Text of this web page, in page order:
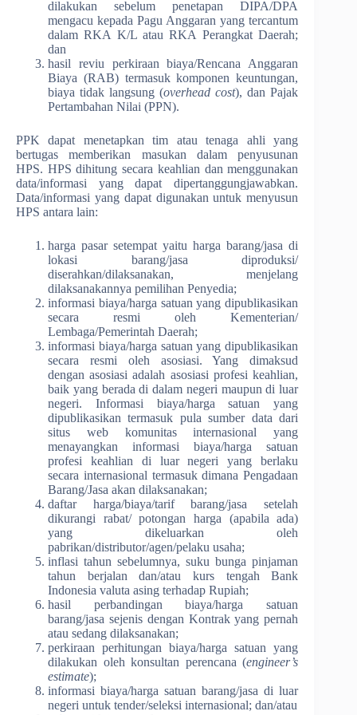
dilakukan sebelum penetapan DIPA/DPA
mengacu kepada Pagu Anggaran yang tercantum
dalam RKA K/L atau RKA Perangkat Daerah;
dan
hasil reviu perkiraan biaya/Rencana Anggaran
Biaya (RAB) termasuk komponen keuntungan,
biaya tidak langsung (overhead cost), dan Pajak
Pertambahan Nilai (PPN).
PPK dapat menetapkan tim atau tenaga ahli yang
bertugas memberikan masukan dalam penyusunan
HPS. HPS dihitung secara keahlian dan menggunakan
data/informasi yang dapat dipertanggungjawabkan.
Data/informasi yang dapat digunakan untuk menyusun
HPS antara lain:
harga pasar setempat yaitu harga barang/jasa di
lokasi barang/jasa diproduksi/
diserahkan/dilaksanakan, menjelang
dilaksanakannya pemilihan Penyedia;
informasi biaya/harga satuan yang dipublikasikan
secara resmi oleh Kementerian/
Lembaga/Pemerintah Daerah;
informasi biaya/harga satuan yang dipublikasikan
secara resmi oleh asosiasi. Yang dimaksud
dengan asosiasi adalah asosiasi profesi keahlian,
baik yang berada di dalam negeri maupun di luar
negeri. Informasi biaya/harga satuan yang
dipublikasikan termasuk pula sumber data dari
situs web komunitas internasional yang
menayangkan informasi biaya/harga satuan
profesi keahlian di luar negeri yang berlaku
secara internasional termasuk dimana Pengadaan
Barang/Jasa akan dilaksanakan;
daftar harga/biaya/tarif barang/jasa setelah
dikurangi rabat/ potongan harga (apabila ada)
yang dikeluarkan oleh
pabrikan/distributor/agen/pelaku usaha;
inflasi tahun sebelumnya, suku bunga pinjaman
tahun berjalan dan/atau kurs tengah Bank
Indonesia valuta asing terhadap Rupiah;
hasil perbandingan biaya/harga satuan
barang/jasa sejenis dengan Kontrak yang pernah
atau sedang dilaksanakan;
perkiraan perhitungan biaya/harga satuan yang
dilakukan oleh konsultan perencana (engineer’s
estimate);
informasi biaya/harga satuan barang/jasa di luar
negeri untuk tender/seleksi internasional; dan/atau